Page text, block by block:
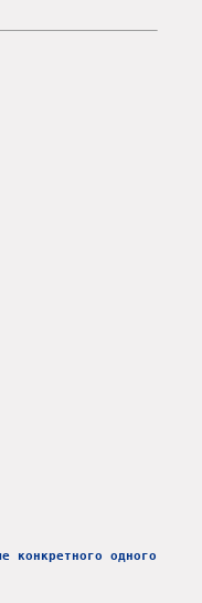
конкретного одного